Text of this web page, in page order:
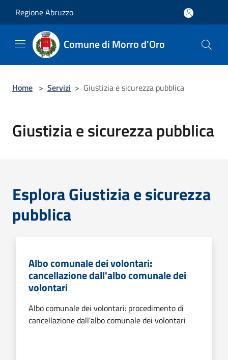
Regione Abruzzo
Comune di Morro d'Oro
Home > Servizi > Giustizia e sicurezza pubblica
Giustizia e sicurezza pubblica
Esplora Giustizia e sicurezza
pubblica
Albo comunale dei volontari:
cancellazione dall'albo comunale dei
volontari
Albo comunale dei volontari: procedimento di
cancellazione dall'albo comunale dei volontari